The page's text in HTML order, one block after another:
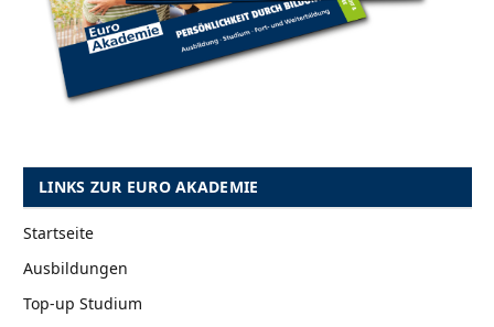
LINKS ZUR EURO AKADEMIE
Startseite
Ausbildungen
Top-up Studium